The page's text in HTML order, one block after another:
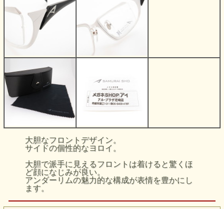
大胆なフロントデザイン。
サイドの個性的なヨロイ。
大胆で派手に見えるフロントは着けると驚くほ
ど顔になじみが良い。
アンダーリムの魅力的な構成が表情を豊かにし
ます。